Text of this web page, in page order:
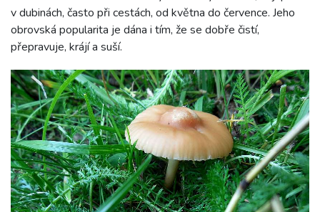
v dubinách, často při cestách, od května do července. Jeho
obrovská popularita je dána i tím, že se dobře čistí,
přepravuje, krájí a suší.